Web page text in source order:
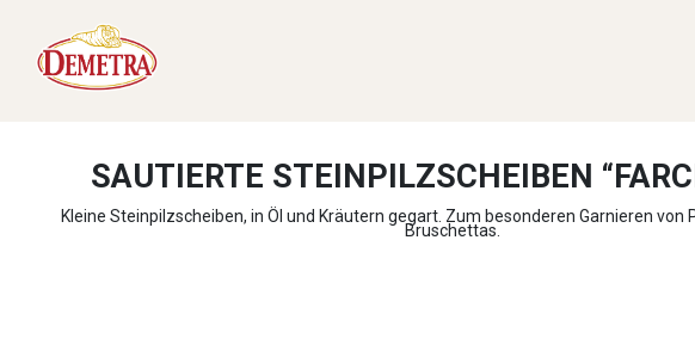
SAUTIERTE STEINPILZSCHEIBEN
Kleine Steinpilzscheiben, in Öl und Kräutern gegart. Zum besonderen Garnieren von
Bruschettas.